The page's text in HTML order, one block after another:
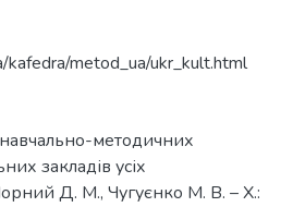
metod_ua/ukr_kult.html
навчально-методичних
закладів усіх
Д. М., Чугуєнко М. В. – X.: